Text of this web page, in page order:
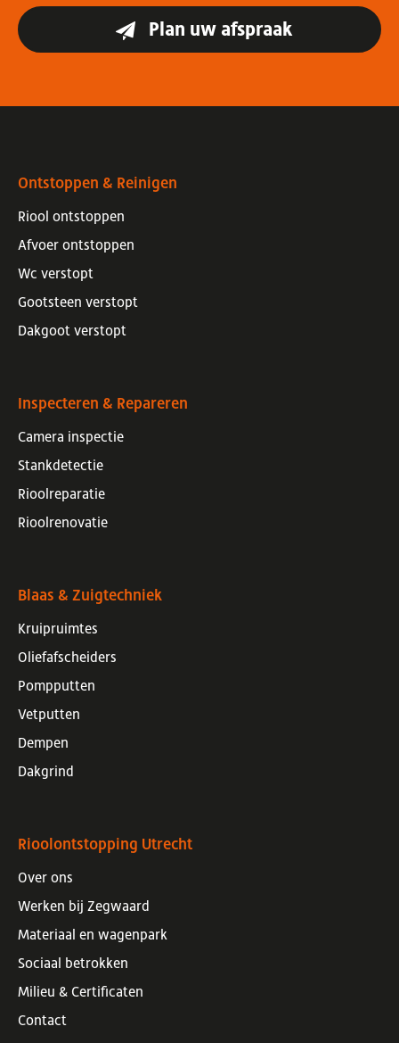
Plan uw afspraak
Ontstoppen & Reinigen
Riool ontstoppen
Afvoer ontstoppen
Wc verstopt
Gootsteen verstopt
Dakgoot verstopt
Inspecteren & Repareren
Camera inspectie
Stankdetectie
Rioolreparatie
Rioolrenovatie
Blaas & Zuigtechniek
Kruipruimtes
Oliefafscheiders
Pompputten
Vetputten
Dempen
Dakgrind
Rioolontstopping Utrecht
Over ons
Werken bij Zegwaard
Materiaal en wagenpark
Sociaal betrokken
Milieu & Certificaten
Contact